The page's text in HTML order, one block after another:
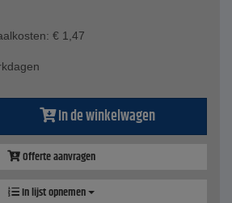
€ 1,47
In de winkelwagen
Offerte aanvragen
In lijst opnemen